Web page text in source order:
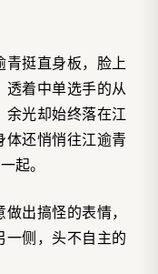
挺直身板，脸上
着中单选手的从
余光却始终落在江
体还悄悄往江逾青
起。
出搞怪的表情，
一侧，头不自主的